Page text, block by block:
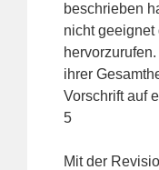
beschrieben
nicht
ihrer
Vorschrift auf
5
Mit der